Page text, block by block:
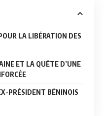
LA LIBÉRATION DES
ET LA QUÊTE D’UNE
PRÉSIDENT BÉNINOIS